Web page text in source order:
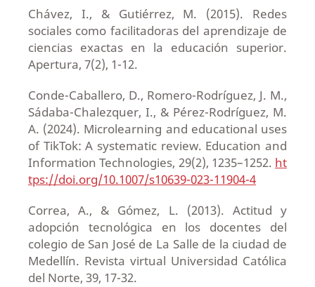
Chávez, I., & Gutiérrez, M. (2015). Redes
sociales como facilitadoras del aprendizaje de
ciencias exactas en la educación superior.
Apertura, 7(2), 1-12.
Conde-Caballero, D., Romero-Rodríguez, J. M.,
Sádaba-Chalezquer, I., & Pérez-Rodríguez, M.
A. (2024). Microlearning and educational uses
of TikTok: A systematic review. Education and
Information Technologies, 29(2), 1235–1252. ht
tps://doi.org/10.1007/s10639-023-11904-4
Correa, A., & Gómez, L. (2013). Actitud y
adopción tecnológica en los docentes del
colegio de San José de La Salle de la ciudad de
Medellín. Revista virtual Universidad Católica
del Norte, 39, 17-32.